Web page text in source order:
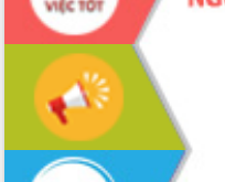
Nâng cao hiệu lực, hiệu quả HĐND
tỉnh thông qua hiện đại hóa hành chính
Xã Ea Phê gắn cải cách hành chính với
chuyển đổi số
Phó Chủ tịch Thường trực UBND tỉnh
Hồ Thị Nguyên Thảo làm việc tại Trung
tâm Phục vụ hành chính công xã Ea